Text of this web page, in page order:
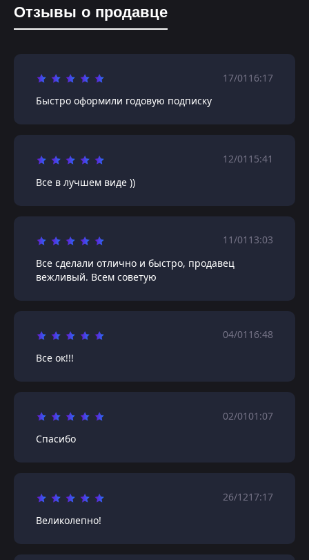
Отзывы о продавце
17/01 16:17
Быстро оформили годовую подписку
12/01 15:41
Все в лучшем виде ))
11/01 13:03
Все сделали отлично и быстро, продавец
вежливый. Всем советую
04/01 16:48
Все ок!!!
02/0101:07
Спасибо
26/1217:17
Великолепно!